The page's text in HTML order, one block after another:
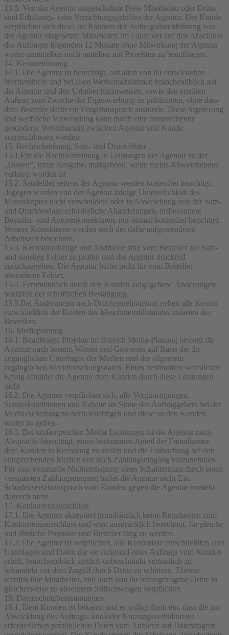
13.5. Von der Agentur eingeschaltete Freie Mitarbeiter oder Dritte
sind Erfüllungs- oder Verricbtungsgehilfen der Agentur. Der Kunde
verpflichtet sich diese, im Rahmen der Auftragsdurchführung von
der Agentur eingesetzte Mitarbeiter, im Laufe der auf den Abschluss
des Auftrages folgenden 12 Monate ohne Mitwirkung der Agentur
weder unmittelbar noch mittelbar mit Projekten zu beauftragen.
14. Kennzeichnung
14.1. Die Agentur ist berechtigt, auf allen von ihr entwickelten
Werbemitteln und bei allen Werbemaßnahmen branchenüblich auf
die Agentur und den Urheber hinzuweisen, sowie den erteilten
Auftrag zum Zwecke der Eigenwerbung zu publizieren, ohne dass
dem Besteller dafür ein Entgeltanspruch zustünde. Diese Signierung
und werbliche Verwendung kann durch eine entsprechende
gesonderte Vereinbarung zwischen Agentur und Kunde
ausgeschlossen werden.
15. Rechtschreibung, Satz- und Druckfehler
15.1.Für die Rechtschreibung in Leistungen der Agentur ist der
„Duden“, letzte Ausgabe, maßgebend, wenn nichts Abweichendes
verlangt worden ist
15.2. Satzfehler seitens der Agentur werden kostenfrei berichtigt;
dagegen werden von der Agentur infolge Unleserlichkeit des
Manuskriptes nicht verschuldete oder in Abweichung von der Satz-
und Druckvorlage erforderliche Abänderungen, insbesondere
Besteller- und Autorenkorrekturen, nur einmal kostenfrei berichtigt.
Weitere Korrekturen werden nach der dafür aufgewendeten
Arbeitszeit berechnet.
15.3. Korrekturabzüge und Andrucke sind vom Besteller auf Satz-
und sonstige Fehler zu prüfen und der Agentur druckreif
zurückzugeben. Die Agentur haftet nicht für vom Besteller
übersehene Fehler,
15.4. Fernmündlich durch den Kunden aufgegebene Änderungen
bedürfen der schriftlichen Bestätigung.
15.5.Bei Änderungen nach Druckgenehmigung gehen alle Kosten
einschließlich der Kosten des Maschinenstillstandes zulasten des
Bestellers.
16. Mediaplanung
16.1. Beauftragte Projekte im Bereich Media-Planung besorgt die
Agentur nach bestem Wissen und Gewissen auf Basis der ihr
zugänglichen Unterlagen der Medien und der allgemein
zugänglichen Marktforschungsdaten. Einen bestimmten werblichen
Erfolg schuldet die Agentur dem Kunden durch diese Leistungen
nicht
16.2. Die Agentur verpflichtet sich, alle Vergünstigungen,
Sonderkonditionen und Rabatte im Sinne des Auftraggebers bei der
Media-Schaltung zu berücksichtigen und diese an den Kunden
weiter zu geben.
16.3. Bei umfangreichen Media-Leistungen ist die Agentur nach
Absprache berechtigt, einen bestimmten Anteil der Fremdkosten
dem Kunden in Rechnung zu stellen und die Einbuchung bei den
entsprechenden Medien erst nach Zahlungseingang vorzunehmen.
Für eine eventuelle Nichteinhaltung eines Schalttermins durch einen
verspäteten Zahlungseingang haftet die Agentur nicht Ein
Schadensersatzanspruch vom Kunden gegen die Agentur entsteht
dadurch nicht.
17. Konkurrenzausschluss
17.1. Die Agentur akzeptiert grundsätzlich keine Regelungen zum
Konkurrenzausschluss und wird ausdrücklich berechtigt, für gleiche
und ähnliche Produkte und Besteller tätig zu werden.
17.2. Die Agentur ist verpflichtet, alle Kenntnisse einschließlich aller
Unterlagen und Daten die sie aufgrund eines Auftrags vom Kunden
erhält, branchenüblich zeitlich unbeschränkt vertraulich zu
behandeln vor dem Zugriff durch Dritte zu schützen. Ebenso
werden ihre Mitarbeiter, und auch von ihr herangezogene Dritte in
gleicherweise zu absolutem Stillschweigen verpflichtet.
18. Datenschutzbestimmungen
18.1. Dem Kunden ist bekannt und er willigt darin ein, dass die zur
Abwicklung des Auftrags- und/oder Nutzungsverhältnisses
erforderlichen persönlichen Daten vom Anbieter auf Datenträgern